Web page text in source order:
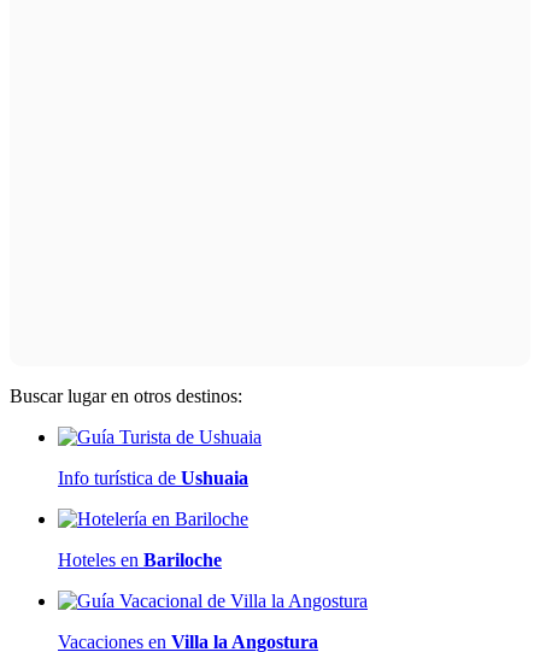
Buscar lugar en otros destinos:
Info turística de Ushuaia
Hoteles en Bariloche
Vacaciones en Villa la Angostura